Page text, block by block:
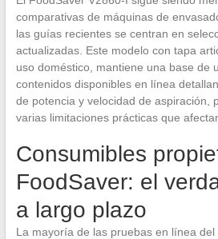
comparativas de máquinas de
las guías recientes se centran en
actualizadas. Este modelo con tapa
uso doméstico, mantiene una base de
contenidos disponibles en línea
de potencia y velocidad de aspiración,
varias limitaciones prácticas que
Consumibles
FoodSaver: el
a largo plazo
La mayoría de las pruebas en línea